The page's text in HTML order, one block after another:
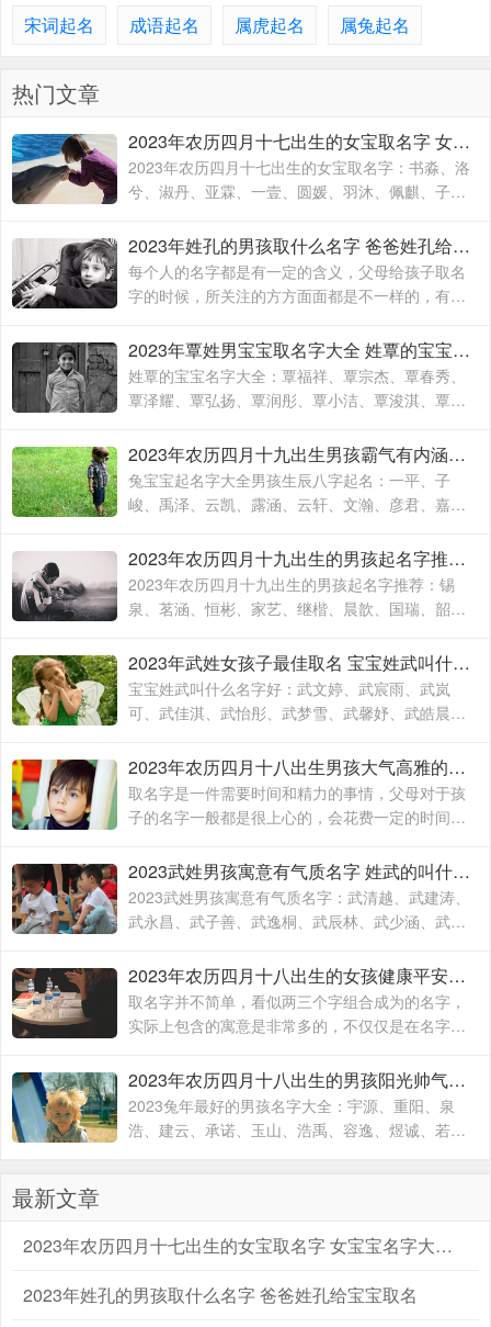
宋词起名
成语起名 属虎起名 属兔起名
热门文章
2023年农历四月十七出生的女宝取名字 女宝宝名字大全2023属兔
2023年农历四月十七出生的女宝取名字：书淼、洛
兮、淑丹、亚霖、一壹、圆媛、羽沐、佩麒、子
卉、冰馨、伶瑶、青霖、翠云、雯雨、可菡、宸
佑、书玮、彤晴、禾木
2023年姓孔的男孩取什么名字 爸爸姓孔给宝宝取名
每个人的名字都是有一定的含义，父母给孩子取名
字的时候，所关注的方方面面都是不一样的，有的
时候就算是同名同姓的人，相信所展现出来的寓意
也是有所不同的，这主要要看父母对于孩子的期待
和要求
2023年覃姓男宝宝取名字大全 姓覃的宝宝名字大全
姓覃的宝宝名字大全：覃福祥、覃宗杰、覃春秀、
覃泽耀、覃弘扬、覃润彤、覃小洁、覃浚淇、覃炳
坤、覃玉阳、覃宗宝、覃兴隆、覃天予、覃欣君、
覃瑞源、覃吉米、覃熙
2023年农历四月十九出生男孩霸气有内涵的名字 兔宝宝起名字大全男孩生辰八字起名
兔宝宝起名字大全男孩生辰八字起名：一平、子
峻、禹泽、云凯、露涵、云轩、文瀚、彦君、嘉
林、霄云、子栋、亦心、梓玉、洛伊、宸溪、浩
明、沐一、浚泽、智豪、鑫磊
2023年农历四月十九出生的男孩起名字推荐 兔年男孩名字2023年名字大全
2023年农历四月十九出生的男孩起名字推荐：锡
泉、茗涵、恒彬、家艺、继楷、晨歆、国瑞、韶
涵、融淳、道明、一惟、智铭、佳洛、奕谨、君
然、明杨、冠泽、晓锋、
2023年武姓女孩子最佳取名 宝宝姓武叫什么名字好
宝宝姓武叫什么名字好：武文婷、武宸雨、武岚
可、武佳淇、武怡彤、武梦雪、武馨妤、武皓晨、
武楚妍、武子懿、武宸羽、武思敏、武梓榆、武思
诺、武奕君、武涵雨、武
2023年农历四月十八出生男孩大气高雅的名字 2023年男孩姓名大全
取名字是一件需要时间和精力的事情，父母对于孩
子的名字一般都是很上心的，会花费一定的时间和
精力去取，毕竟不出意外的话，一个名字会伴随孩
子的出生到结束，贯穿孩子的一生
2023武姓男孩寓意有气质名字 姓武的叫什么名字
2023武姓男孩寓意有气质名字：武清越、武建涛、
武永昌、武子善、武逸桐、武辰林、武少涵、武月
桐、武梓橙、武进平、武云志、武红伟、武梓栎、
武一纯、武润洁、
2023年农历四月十八出生的女孩健康平安的名字 兔年出生适合女孩子的名字
取名字并不简单，看似两三个字组合成为的名字，
实际上包含的寓意是非常多的，不仅仅是在名字的
文字组合搭配方面，对于名字的内在含义方面也有
着不一样的寓意，一个名字究竟取的好不好
2023年农历四月十八出生的男孩阳光帅气的名字 2023兔年最好的男孩名字大全
2023兔年最好的男孩名字大全：宇源、重阳、泉
浩、建云、承诺、玉山、浩禹、容逸、煜诚、若
天、融凯、溢涵、德权、书远、沐霜、登峰、洪
最新文章
2023年农历四月十七出生的女宝取名字 女宝宝名字大全2023属兔
2023年姓孔的男孩取什么名字 爸爸姓孔给宝宝取名